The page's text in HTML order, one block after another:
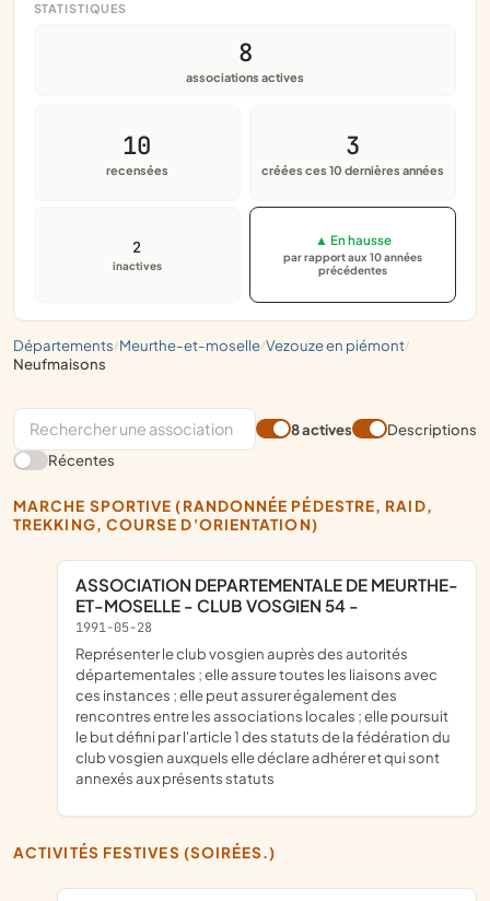
départements/ meurthe-et-moselle/ vezouze en piémont/
neufmaisons
STATISTIQUES
8
associations actives
10
recensées
3
créées ces 10 dernières années
2
inactives
▲ En hausse
par rapport aux 10 années
précédentes
8 actives
Descriptions
Récentes
MARCHE SPORTIVE (RANDONNÉE PÉDESTRE, RAID,
TREKKING, COURSE D'ORIENTATION)
ASSOCIATION DEPARTEMENTALE DE MEURTHE-
ET-MOSELLE - CLUB VOSGIEN 54 -
1991-05-28
représenter le club vosgien auprès des autorités
départementales ; elle assure toutes les liaisons avec
ces instances ; elle peut assurer également des
rencontres entre les associations locales ; elle poursuit
le but défini par l'article 1 des statuts de la fédération du
club vosgien auxquels elle déclare adhérer et qui sont
annexés aux présents statuts
ACTIVITÉS FESTIVES (SOIRÉES.)